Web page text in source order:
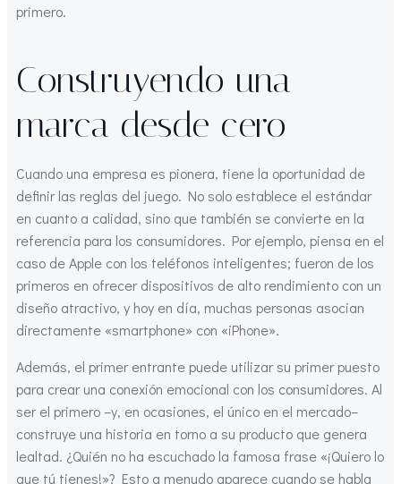
primero.
Construyendo una
marca desde cero
Cuando una empresa es pionera, tiene la oportunidad de
definir las reglas del juego. No solo establece el estándar
en cuanto a calidad, sino que también se convierte en la
referencia para los consumidores. Por ejemplo, piensa en el
caso de Apple con los teléfonos inteligentes; fueron de los
primeros en ofrecer dispositivos de alto rendimiento con un
diseño atractivo, y hoy en día, muchas personas asocian
directamente «smartphone» con «iPhone».
Además, el primer entrante puede utilizar su primer puesto
para crear una conexión emocional con los consumidores. Al
ser el primero –y, en ocasiones, el único en el mercado–
construye una historia en torno a su producto que genera
lealtad. ¿Quién no ha escuchado la famosa frase «¡Quiero lo
que tú tienes!»? Esto a menudo aparece cuando se habla